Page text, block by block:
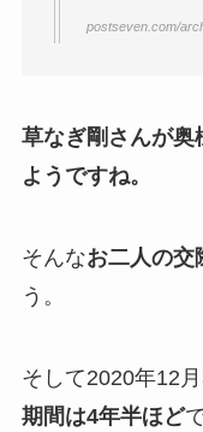
postseven.com/
草なぎ剛さんが奥
ようですね。
そんなお二人の交
う。
そして2020年12
期間は4年半ほど